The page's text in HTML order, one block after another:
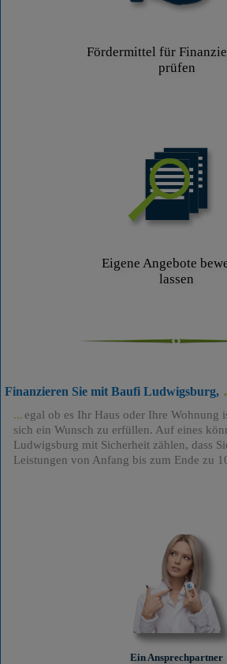
Fördermittel für
prüfen
Eigene Angebote
lassen
Finanzieren Sie mit Baufi Ludwigsburg,
egal ob es Ihr Haus oder Ihre Wohnung
sich ein Wunsch zu erfüllen. Auf eines
Ludwigsburg mit Sicherheit zählen, dass
Leistungen von Anfang bis zum Ende zu
Ein Ansprechpartner